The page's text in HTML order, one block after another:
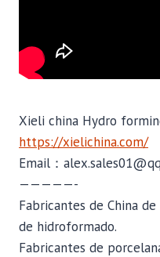
Xieli china Hydro
https://xielichina.com/
Email：
—————-
Fabricantes de China
de hidroformado.
Fabricantes de